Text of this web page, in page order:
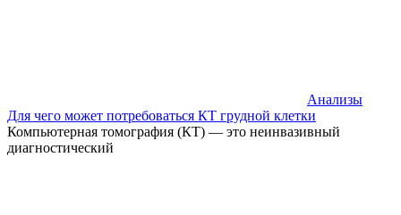
Анализы
Для чего может потребоваться КТ грудной клетки
Компьютерная томография (КТ) — это неинвазивный
диагностический